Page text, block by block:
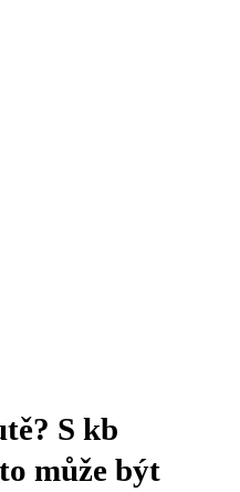
S kb
může být